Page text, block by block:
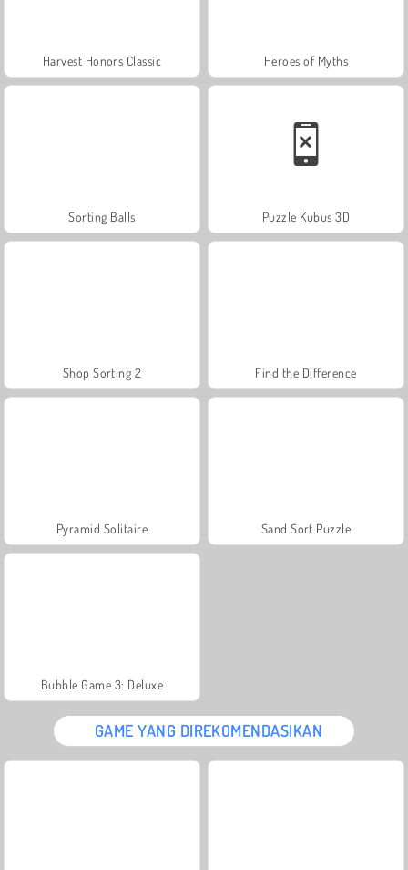
Harvest Honors Classic Heroes of Myths
Sorting Balls Puzzle Kubus 3D
Shop Sorting 2 Find the Difference
Pyramid Solitaire Sand Sort Puzzle
Bubble Game 3: Deluxe
GAME YANG DIREKOMENDASIKAN